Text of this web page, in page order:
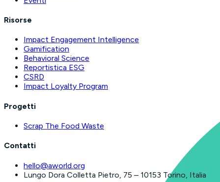
Risorse
Impact Engagement Intelligence
Gamification
Behavioral Science
Reportistica ESG
CSRD
Impact Loyalty Program
Progetti
Scrap The Food Waste
Contatti
hello@aworld.org
Lungo Dora Colletta Pietro, 75 – 10153 Torino, Italia